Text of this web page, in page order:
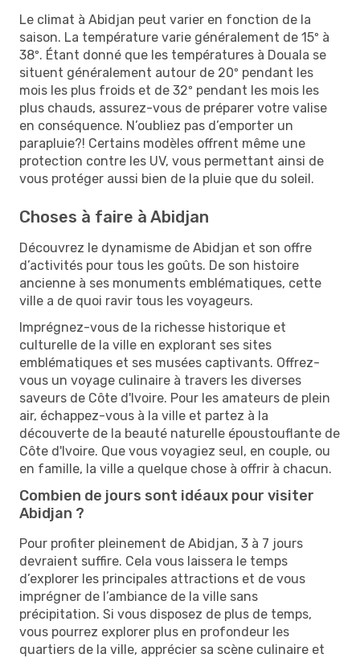
Le climat à Abidjan peut varier en fonction de la
saison. La température varie généralement de 15º à
38º. Étant donné que les températures à Douala se
situent généralement autour de 20º pendant les
mois les plus froids et de 32º pendant les mois les
plus chauds, assurez-vous de préparer votre valise
en conséquence. N’oubliez pas d’emporter un
parapluie?! Certains modèles offrent même une
protection contre les UV, vous permettant ainsi de
vous protéger aussi bien de la pluie que du soleil.
Choses à faire à Abidjan
Découvrez le dynamisme de Abidjan et son offre
d’activités pour tous les goûts. De son histoire
ancienne à ses monuments emblématiques, cette
ville a de quoi ravir tous les voyageurs.
Imprégnez-vous de la richesse historique et
culturelle de la ville en explorant ses sites
emblématiques et ses musées captivants. Offrez-
vous un voyage culinaire à travers les diverses
saveurs de Côte d'Ivoire. Pour les amateurs de plein
air, échappez-vous à la ville et partez à la
découverte de la beauté naturelle époustouflante de
Côte d'Ivoire. Que vous voyagiez seul, en couple, ou
en famille, la ville a quelque chose à offrir à chacun.
Combien de jours sont idéaux pour visiter
Abidjan ?
Pour profiter pleinement de Abidjan, 3 à 7 jours
devraient suffire. Cela vous laissera le temps
d’explorer les principales attractions et de vous
imprégner de l’ambiance de la ville sans
précipitation. Si vous disposez de plus de temps,
vous pourrez explorer plus en profondeur les
quartiers de la ville, apprécier sa scène culinaire et